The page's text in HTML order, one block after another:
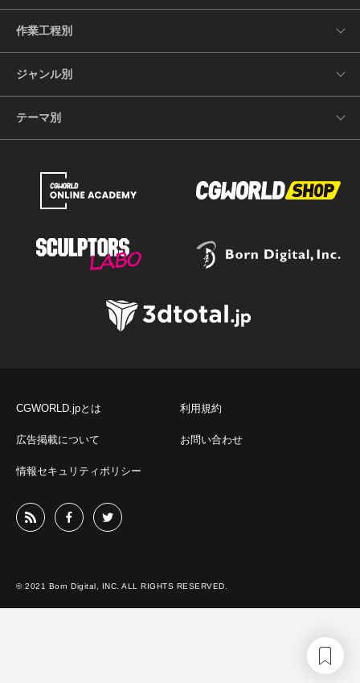
作業工程別
ジャンル別
テーマ別
CGWORLD.jpとは 利用規約
広告掲載について お問い合わせ
情報セキュリティポリシー
© 2021 Born Digital, INC. ALL RIGHTS RESERVED.